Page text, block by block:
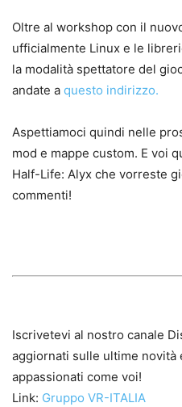
Oltre al workshop con il
ufficialmente Linux e le
la modalità spettatore del
andate a questo indirizzo.
Aspettiamoci quindi nelle
mod e mappe custom. E voi
Half-Life: Alyx che vorreste
commenti!
Iscrivetevi al nostro canale
aggiornati sulle ultime novità
appassionati come voi!
Link: Gruppo VR-ITALIA